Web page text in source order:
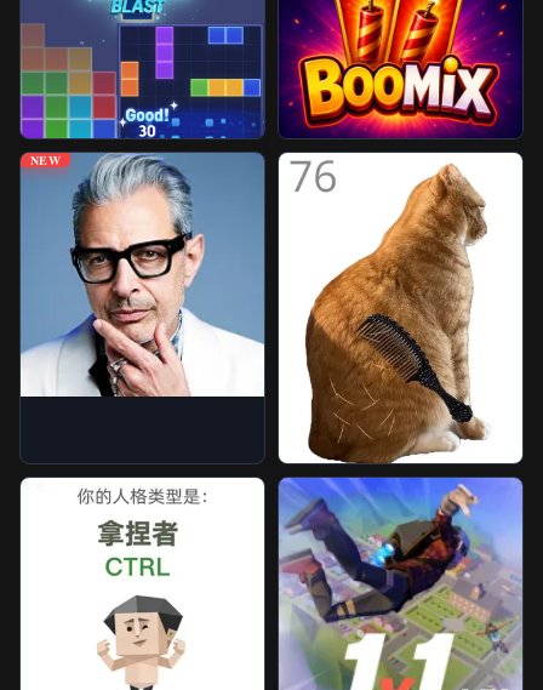
Juegos Desbloqueados
Más Juegos
NEW